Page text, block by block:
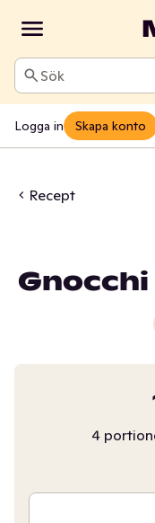
Sök
Logga in Skapa konto
Recept
4